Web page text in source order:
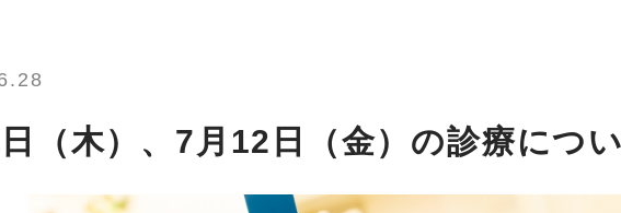
（木）、7月12日（金）の診療につ